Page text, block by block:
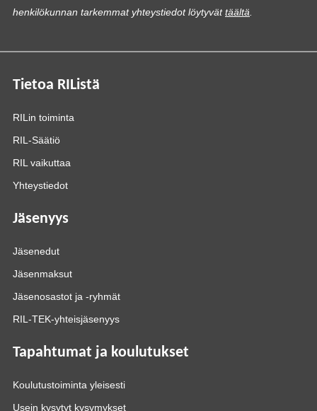
henkilökunnan tarkemmat yhteystiedot löytyvättäältä
Tietoa RIListä
RILin toiminta
RIL-Säätiö
RIL vaikuttaa
Yhteystiedot
Jäsenyys
Jäsenedut
Jäsenmaksut
Jäsenosastot ja -ryhmät
RIL-TEK-yhteisjäsenyys
Tapahtumat ja koulutukset
Koulutustoiminta yleisesti
Usein kysytyt kysymykset